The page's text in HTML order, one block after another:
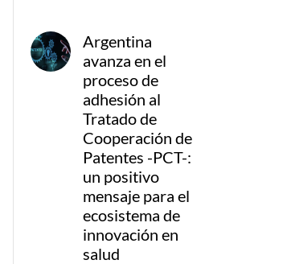
Argentina
avanza en el
proceso de
adhesión al
Tratado de
Cooperación de
Patentes -PCT-:
un positivo
mensaje para el
ecosistema de
innovación en
salud